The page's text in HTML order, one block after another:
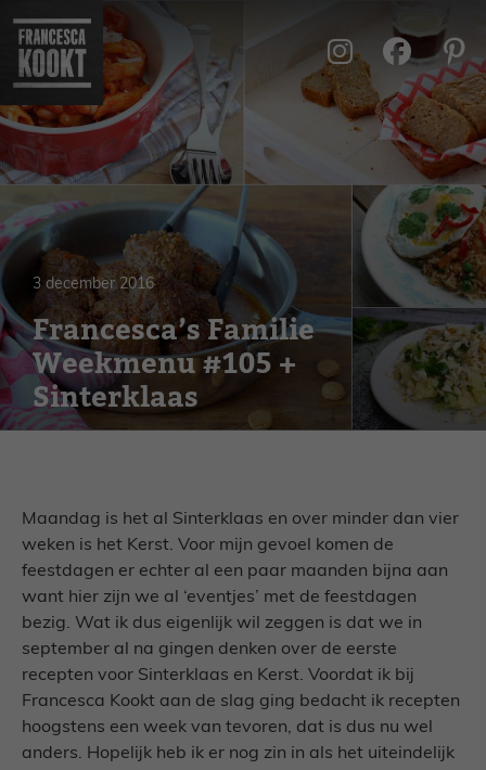
naar
inhoud
3 december 2016
Francesca’s Familie
Weekmenu #105 +
Sinterklaas
Maandag is het al Sinterklaas en over minder dan vier
weken is het Kerst. Voor mijn gevoel komen de
feestdagen er echter al een paar maanden bijna aan
want hier zijn we al ‘eventjes’ met de feestdagen
bezig. Wat ik dus eigenlijk wil zeggen is dat we in
september al na gingen denken over de eerste
recepten voor Sinterklaas en Kerst. Voordat ik bij
Francesca Kookt aan de slag ging bedacht ik recepten
hoogstens een week van tevoren, dat is dus nu wel
anders. Hopelijk heb ik er nog zin in als het uiteindelijk